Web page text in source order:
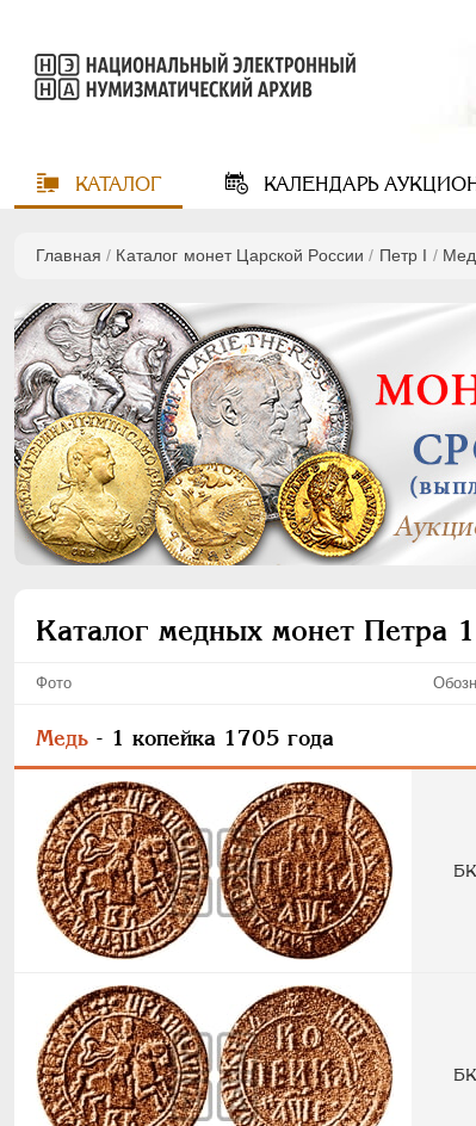
КАТАЛОГ КАЛЕНДАРЬ
Главная / Каталог монет Царской России / Пeтр I /
Каталог медных монет Петра
Фото
Медь - 1 копейка 1705 года
БК
БК